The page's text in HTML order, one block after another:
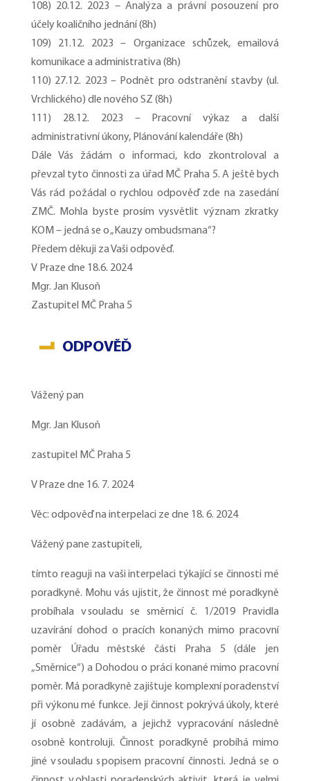
108) 20.12. 2023 – Analýza a právní posouzení pro
účely koaličního jednání (8h)
109) 21.12. 2023 – Organizace schůzek, emailová
komunikace a administrativa (8h)
110) 27.12. 2023 – Podnět pro odstranění stavby (ul.
Vrchlického) dle nového SZ (8h)
111) 28.12. 2023 – Pracovní výkaz a další
administrativní úkony, Plánování kalendáře (8h)
Dále Vás žádám o informaci, kdo zkontroloval a
převzal tyto činnosti za úřad MČ Praha 5. A ještě bych
Vás rád požádal o rychlou odpověď zde na zasedání
ZMČ. Mohla byste prosím vysvětlit význam zkratky
KOM – jedná se o „Kauzy ombudsmana“?
Předem děkuji za Vaši odpověď.
V Praze dne 18.6. 2024
Mgr. Jan Klusoň
Zastupitel MČ Praha 5
ODPOVĚĎ
Vážený pan
Mgr. Jan Klusoň
zastupitel MČ Praha 5
V Praze dne 16. 7. 2024
Věc: odpověď na interpelaci ze dne 18. 6. 2024
Vážený pane zastupiteli,
tímto reaguji na vaši interpelaci týkající se činnosti mé
poradkyně. Mohu vás ujistit, že činnost mé poradkyně
probíhala v souladu se směrnicí č. 1/2019 Pravidla
uzavírání dohod o pracích konaných mimo pracovní
poměr Úřadu městské části Praha 5 (dále jen
„Směrnice“) a Dohodou o práci konané mimo pracovní
poměr. Má poradkyně zajištuje komplexní poradenství
při výkonu mé funkce. Její činnost pokrývá úkoly, které
jí osobně zadávám, a jejichž vypracování následně
osobně kontroluji. Činnost poradkyně probíhá mimo
jiné v souladu s popisem pracovní činnosti. Jedná se o